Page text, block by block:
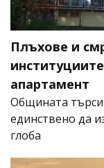
Плъхове и
апартамент
Общината търси
единствено да
глоба